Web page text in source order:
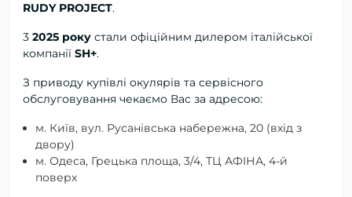
RUDY PROJECT.
3 2025 року стали офіційним дилером італійської
компанії SH+.
З приводу купівлі окулярів та сервісного
обслуговування чекаємо Вас за адресою:
м. Київ, вул. Русанівська набережна, 20 (вхід з
двору)
м. Одеса, Грецька площа, 3/4, ТЦ АФІНА, 4-й
поверх